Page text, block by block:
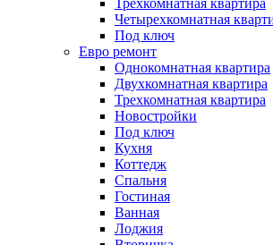
Трехкомнатная квартира
Четырехкомнатная
Под ключ
Евро ремонт
Однокомнатная квартира
Двухкомнатная квартира
Трехкомнатная квартира
Новостройки
Под ключ
Кухня
Коттедж
Спальня
Гостиная
Ванная
Лоджия